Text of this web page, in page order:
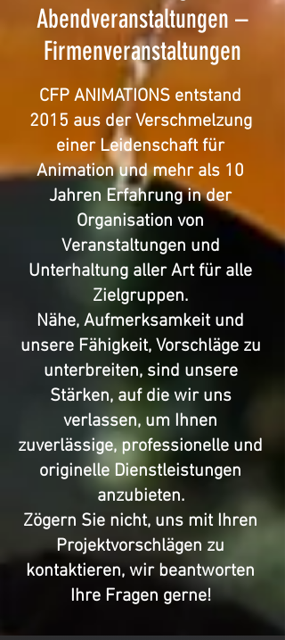
Abendveranstaltungen –
Firmenveranstaltungen
CFP ANIMATIONS entstand
2015 aus der Verschmelzung
einer Leidenschaft für
Animation und mehr als 10
Jahren Erfahrung in der
Organisation von
Veranstaltungen und
Unterhaltung aller Art für alle
Zielgruppen.
Nähe, Aufmerksamkeit und
unsere Fähigkeit, Vorschläge zu
unterbreiten, sind unsere
Stärken, auf die wir uns
verlassen, um Ihnen
zuverlässige, professionelle und
originelle Dienstleistungen
anzubieten.
Zögern Sie nicht, uns mit Ihren
Projektvorschlägen zu
kontaktieren, wir beantworten
Ihre Fragen gerne!